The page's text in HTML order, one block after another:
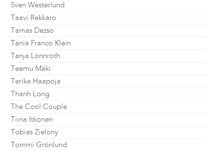
Sven Westerlund
Taavi Rekkaro
Tamas Dezso
Tania Franco Klein
Tanja Lönnroth
Teemu Mäki
Terike Haapoja
Thanh Long
The Cool Couple
Tiina Itkonen
Tobias Zielony
Tommi Grönlund